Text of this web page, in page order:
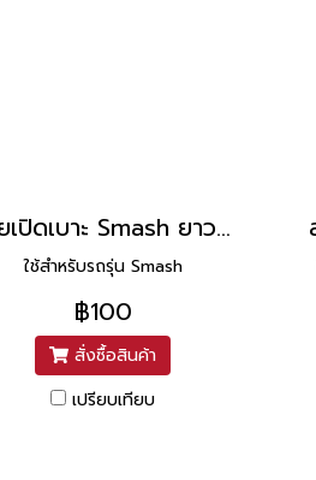
สายเปิดเบาะ Smash ยาว 7 นิ้ว ยี่ห้อ UNF
ใช้สำหรับรถรุ่น Smash
฿100
สั่งซื้อสินค้า
เปรียบเทียบ